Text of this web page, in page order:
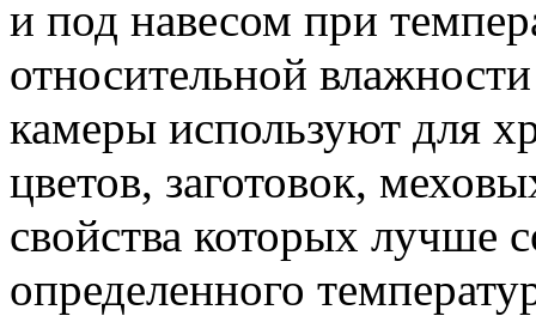
и под навесом при
относительной
камеры используют для
цветов, заготовок,
свойства которых лучше
определенного